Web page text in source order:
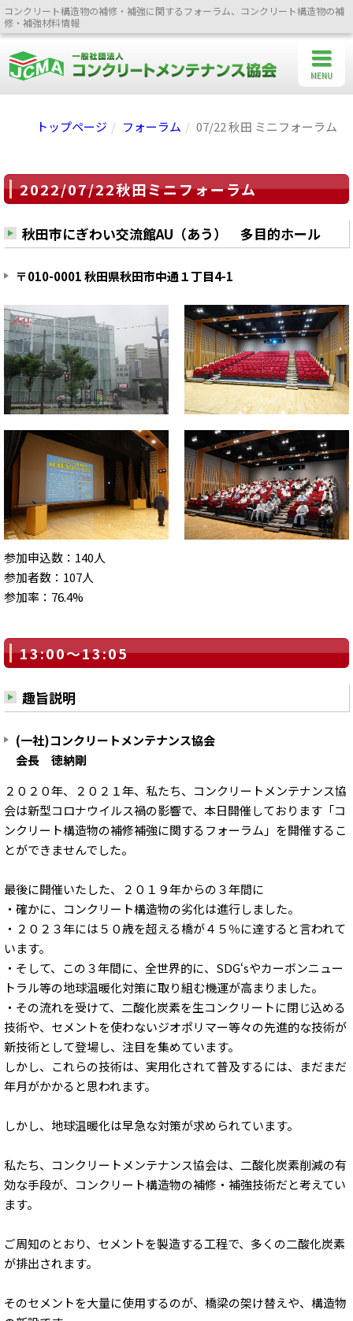
コンクリート構造物の補修・補強に関するフォーラム、コンクリート構造物の補
修・補強材料情報
トップページ フォーラム 07/22 秋田 ミニフォーラム
2022/07/22秋田ミニフォーラム
秋田市にぎわい交流館AU（あう） 多目的ホール
〒010-0001 秋田県秋田市中通１丁目4-1
参加申込数：140人
参加者数：107人
参加率：76.4%
13:00～13:05
趣旨説明
(一社)コンクリートメンテナンス協会
会長 徳納剛
２０２０年、２０２１年、私たち、コンクリートメンテナンス協
会は新型コロナウイルス禍の影響で、本日開催しております「コ
ンクリート構造物の補修補強に関するフォーラム」を開催するこ
とができませんでした。
最後に開催いたした、２０１９年からの３年間に
・確かに、コンクリート構造物の劣化は進行しました。
・２０２３年には５０歳を超える橋が４５％に達すると言われて
います。
・そして、この３年間に、全世界的に、SDG‘sやカーボンニュー
トラル等の地球温暖化対策に取り組む機運が高まりました。
・その流れを受けて、二酸化炭素を生コンクリートに閉じ込める
技術や、セメントを使わないジオポリマー等々の先進的な技術が
新技術として登場し、注目を集めています。
しかし、これらの技術は、実用化されて普及するには、まだまだ
年月がかかると思われます。
しかし、地球温暖化は早急な対策が求められています。
私たち、コンクリートメンテナンス協会は、二酸化炭素削減の有
効な手段が、コンクリート構造物の補修・補強技術だと考えてい
ます。
ご周知のとおり、セメントを製造する工程で、多くの二酸化炭素
が排出されます。
そのセメントを大量に使用するのが、橋梁の架け替えや、構造物
MENU